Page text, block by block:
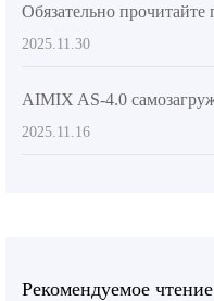
2025.11.30
2025.11.16
Рекомендуемое чтение